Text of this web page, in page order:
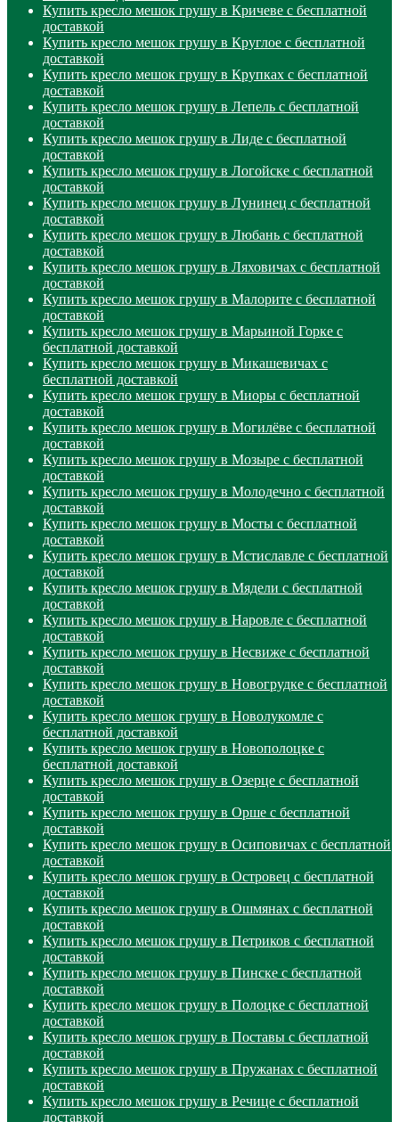
Купить кресло мешок грушу в Кричеве с бесплатной
доставкой
Купить кресло мешок грушу в Круглое с бесплатной
доставкой
Купить кресло мешок грушу в Крупках с бесплатной
доставкой
Купить кресло мешок грушу в Лепель с бесплатной
доставкой
Купить кресло мешок грушу в Лиде с бесплатной
доставкой
Купить кресло мешок грушу в Логойске с бесплатной
доставкой
Купить кресло мешок грушу в Лунинец с бесплатной
доставкой
Купить кресло мешок грушу в Любань с бесплатной
доставкой
Купить кресло мешок грушу в Ляховичах с бесплатной
доставкой
Купить кресло мешок грушу в Малорите с бесплатной
доставкой
Купить кресло мешок грушу в Марьиной Горке с
бесплатной доставкой
Купить кресло мешок грушу в Микашевичах с
бесплатной доставкой
Купить кресло мешок грушу в Миоры с бесплатной
доставкой
Купить кресло мешок грушу в Могилёве с бесплатной
доставкой
Купить кресло мешок грушу в Мозыре с бесплатной
доставкой
Купить кресло мешок грушу в Молодечно с бесплатной
доставкой
Купить кресло мешок грушу в Мосты с бесплатной
доставкой
Купить кресло мешок грушу в Мстиславле с бесплатной
доставкой
Купить кресло мешок грушу в Мядели с бесплатной
доставкой
Купить кресло мешок грушу в Наровле с бесплатной
доставкой
Купить кресло мешок грушу в Несвиже с бесплатной
доставкой
Купить кресло мешок грушу в Новогрудке с бесплатной
доставкой
Купить кресло мешок грушу в Новолукомле с
бесплатной доставкой
Купить кресло мешок грушу в Новополоцке с
бесплатной доставкой
Купить кресло мешок грушу в Озерце с бесплатной
доставкой
Купить кресло мешок грушу в Орше с бесплатной
доставкой
Купить кресло мешок грушу в Осиповичах с бесплатной
доставкой
Купить кресло мешок грушу в Островец с бесплатной
доставкой
Купить кресло мешок грушу в Ошмянах с бесплатной
доставкой
Купить кресло мешок грушу в Петриков с бесплатной
доставкой
Купить кресло мешок грушу в Пинске с бесплатной
доставкой
Купить кресло мешок грушу в Полоцке с бесплатной
доставкой
Купить кресло мешок грушу в Поставы с бесплатной
доставкой
Купить кресло мешок грушу в Пружанах с бесплатной
доставкой
Купить кресло мешок грушу в Речице с бесплатной
доставкой